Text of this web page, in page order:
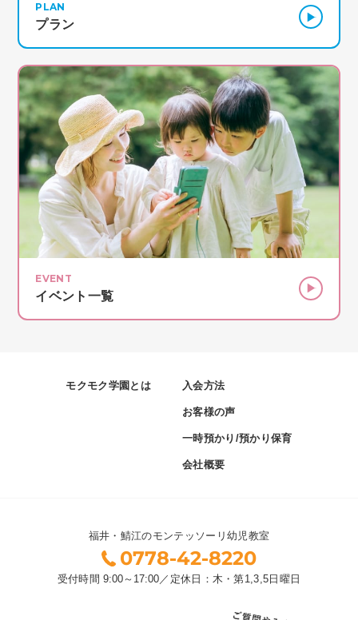
PLAN
プラン
EVENT
イベント一覧
モクモク学園とは 入会方法
お客様の声
一時預かり/預かり保育
会社概要
福井・鯖江のモンテッソーリ幼児教室
0778-42-8220
受付時間9:00～17:00 ／ 定休日：木・第1,3,5日曜日